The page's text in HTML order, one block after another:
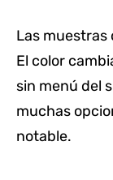
Las muestras
El color
sin menú del
muchas
notable.